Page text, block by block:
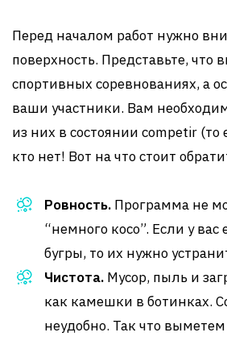
Перед началом работ нужно
поверхность. Представьте, что
спортивных соревнованиях, а
ваши участники. Вам
из них в состоянии competir (то
кто нет! Вот на что стоит
Ровность. Программа не
“немного косо”. Если у
бугры, то их нужно
Чистота. Мусор, пыль и
как камешки в ботинках.
неудобно. Так что